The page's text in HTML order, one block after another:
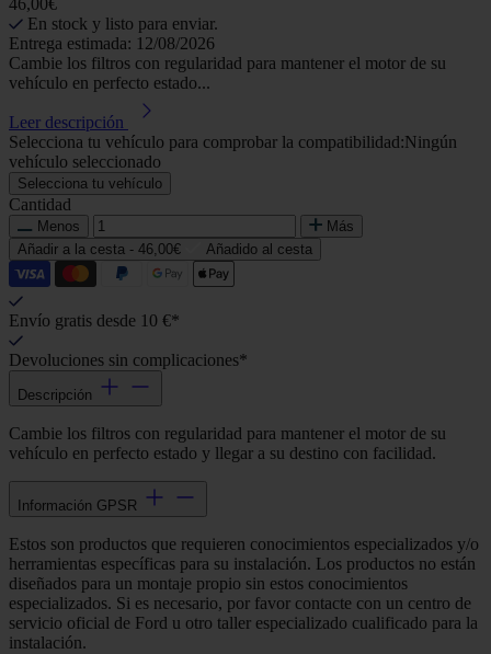
46,00€
En stock y listo para enviar.
Entrega estimada: 12/08/2026
Cambie los filtros con regularidad para mantener el motor de su
vehículo en perfecto estado...
Leer descripción
Selecciona tu vehículo para comprobar la compatibilidad:Ningún
vehículo seleccionado
Selecciona tu vehículo
Cantidad
Menos
Más
Añadir a la cesta - 46,00€ Añadido al cesta
Envío gratis desde 10 €*
Devoluciones sin complicaciones*
Descripción
Cambie los filtros con regularidad para mantener el motor de su
vehículo en perfecto estado y llegar a su destino con facilidad.
Información GPSR
Estos son productos que requieren conocimientos especializados y/o
herramientas específicas para su instalación. Los productos no están
diseñados para un montaje propio sin estos conocimientos
especializados. Si es necesario, por favor contacte con un centro de
servicio oficial de Ford u otro taller especializado cualificado para la
instalación.